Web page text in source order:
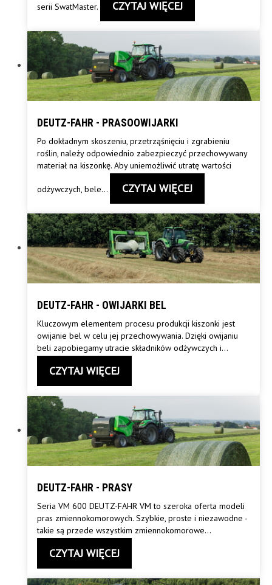
serii SwatMaster. CZYTAJ WIĘCEJ
DEUTZ-FAHR - PRASOOWIJARKI
Po dokładnym skoszeniu, przetrząśnięciu i zgrabieniu
roślin, należy odpowiednio zabezpieczyć przechowywany
materiał na kiszonkę. Aby uniemożliwić utratę wartości
odżywczych, bele… CZYTAJ WIĘCEJ
DEUTZ-FAHR - OWIJARKI BEL
Kluczowym elementem procesu produkcji kiszonki jest
owijanie bel w celu jej przechowywania. Dzięki owijaniu
beli zapobiegamy utracie składników odżywczych i…
CZYTAJ WIĘCEJ
DEUTZ-FAHR - PRASY
Seria VM 600 DEUTZ-FAHR VM to szeroka oferta modeli
pras zmiennokomorowych. Szybkie, proste i niezawodne -
takie są przede wszystkim zmiennokomorowe…
CZYTAJ WIĘCEJ